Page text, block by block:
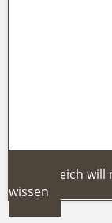
Frankreich
wissen